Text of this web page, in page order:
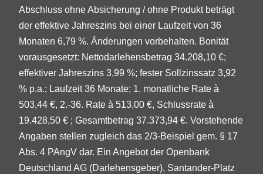
Abschluss ohne Absicherung / ohne Produkt beträgt
der effektive Jahreszins bei einer Laufzeit von 36
Monaten 6,79 %. Änderungen vorbehalten. Bonität
vorausgesetzt: Nettodarlehensbetrag 34.208,10 €;
effektiver Jahreszins 3,99 %; fester Sollzinssatz 3,92
% p.a.; Laufzeit 36 Monate; 1. monatliche Rate à
503,44 €, 2.-36. Rate à 513,00 €, Schlussrate à
19.428,50 € ; Gesamtbetrag 37.373,94 €. Vorstehende
Angaben stellen zugleich das 2/3-Beispiel gem. § 17
Abs. 4 PAngV dar. Ein Angebot der Openbank
Deutschland AG (Darlehensgeber), Santander-Platz